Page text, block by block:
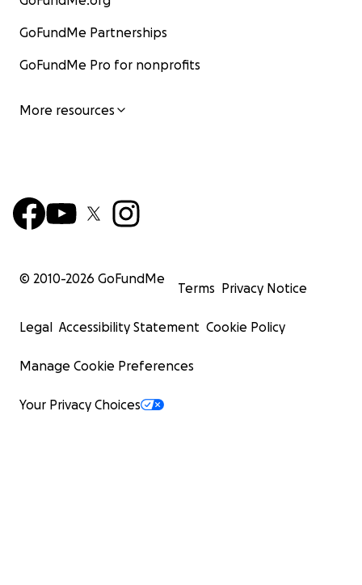
GoFundMe Partnerships
GoFundMe Pro for nonprofits
More resources
© 2010-2026 GoFundMe
Terms Privacy Notice
Legal Accessibility Statement Cookie Policy
Manage Cookie Preferences
Your Privacy Choices